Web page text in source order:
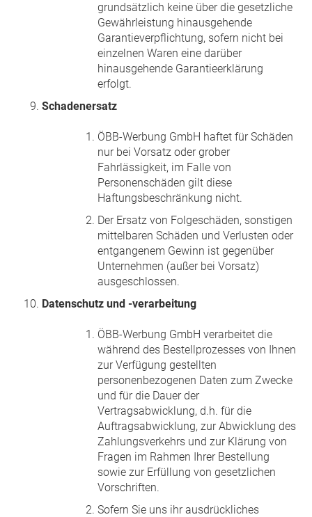
grundsätzlich keine über die gesetzliche
Gewährleistung hinausgehende
Garantieverpflichtung, sofern nicht bei
einzelnen Waren eine darüber
hinausgehende Garantieerklärung
erfolgt.
Schadenersatz
ÖBB-Werbung GmbH haftet für Schäden
nur bei Vorsatz oder grober
Fahrlässigkeit, im Falle von
Personenschäden gilt diese
Haftungsbeschränkung nicht.
Der Ersatz von Folgeschäden, sonstigen
mittelbaren Schäden und Verlusten oder
entgangenem Gewinn ist gegenüber
Unternehmen (außer bei Vorsatz)
ausgeschlossen.
Datenschutz und -verarbeitung
ÖBB-Werbung GmbH verarbeitet die
während des Bestellprozesses von Ihnen
zur Verfügung gestellten
personenbezogenen Daten zum Zwecke
und für die Dauer der
Vertragsabwicklung, d.h. für die
Auftragsabwicklung, zur Abwicklung des
Zahlungsverkehrs und zur Klärung von
Fragen im Rahmen Ihrer Bestellung
sowie zur Erfüllung von gesetzlichen
Vorschriften.
Sofern Sie uns ihr ausdrückliches